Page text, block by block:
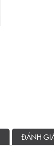
ĐÁNH